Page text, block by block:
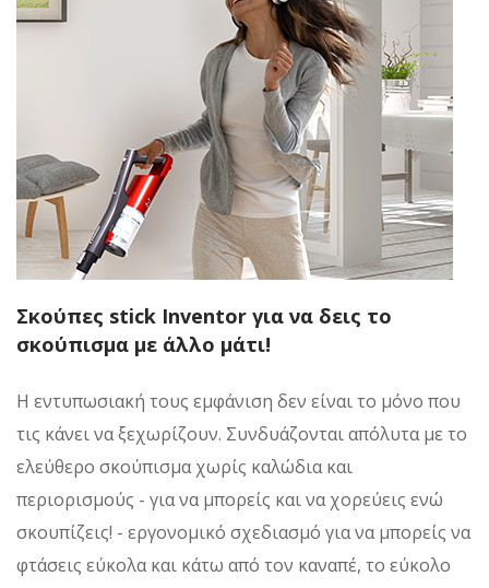
Σκούπες stick Inventor για να δεις το
σκούπισμα με άλλο μάτι!
Η εντυπωσιακή τους εμφάνιση δεν είναι το μόνο που
τις κάνει να ξεχωρίζουν. Συνδυάζονται απόλυτα με το
ελεύθερο σκούπισμα χωρίς καλώδια και
περιορισμούς - για να μπορείς και να χορεύεις ενώ
σκουπίζεις! - εργονομικό σχεδιασμό για να μπορείς να
φτάσεις εύκολα και κάτω από τον καναπέ, το εύκολο